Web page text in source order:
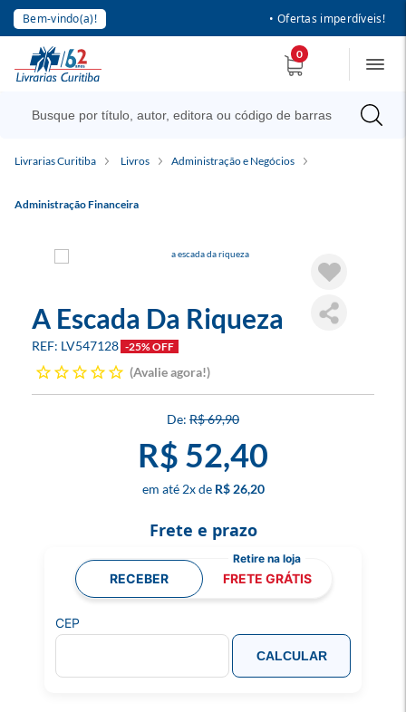
Bem-vindo(a)! • Ofertas imperdíveis!
0
Livrarias Curitiba Livros Administração e Negócios
Administração Financeira
A Escada Da Riqueza
LV547128 -25% OFF
Avalie agora!
R$ 69,90
R$ 52,40
2x R$ 26,20
Frete e prazo
RECEBER FRETE GRÁTIS
CEP
CALCULAR